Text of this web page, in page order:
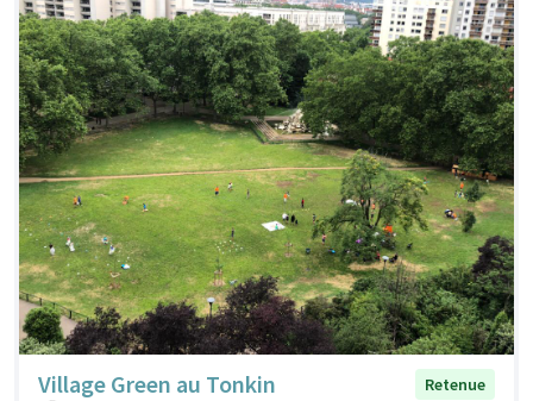
Village Green au Tonkin
Retenue